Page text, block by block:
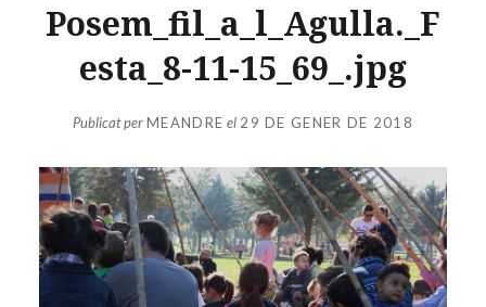
Posem_fil_a_l_Agulla._F
esta_8-11-15_69_.jpg
Publicat perMEANDRE el 29 DE GENER DE 2018